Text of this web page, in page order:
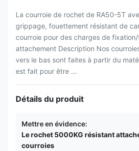
La courroie de rochet de RA50-5T
grippage, fouettement résistant de
courroie pour des charges de
attachement Description Nos
vers le bas sont faites à partir du
est fait pour être ...
Détails du produit
Mettre en évidence:
Le rochet 5000KG résistant
courroies